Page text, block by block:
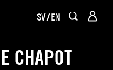
SV EN
CHAPOT